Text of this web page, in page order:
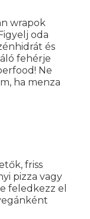
wrapok
oda
és
fehérje
Ne
ha menza
friss
pizza vagy
feledkezz el